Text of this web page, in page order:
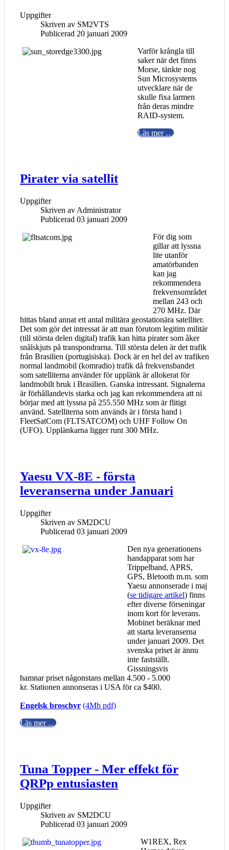
Uppgifter
Skriven av SM2VTS
Publicerad 20 januari 2009
Varför krångla till
saker när det finns
Morse, tänkte nog
Sun Microsystems
utvecklare när de
skulle fixa larmen
från deras mindre
RAID-system.
Läs mer …
Pirater via satellit
Uppgifter
Skriven av Administrator
Publicerad 03 januari 2009
För dig som
gillar att lyssna
lite utanför
amatörbanden
kan jag
rekommendera
frekvensområdet
mellan 243 och
270 MHz. Där
hittas bland annat ett antal militära geostationära satelliter.
Det som gör det intressat är att man förutom legitim militär
(till största delen digital) trafik kan hitta pirater som åker
snålskjuts på transpondrarna. Till största delen är det trafik
från Brasilien (portugisiska). Dock är en hel del av trafiken
normal landmobil (komradio) trafik då frekvensbandet
som satelliterna använder för upplänk är allokerat för
landmobilt bruk i Brasilien. Ganska intressant. Signalerna
är förhållandevis starka och jag kan rekommendera att ni
börjar med att lyssna på 255.550 MHz som är flitigt
använd. Satelliterna som används är i första hand i
FleetSatCom (FLTSATCOM) och UHF Follow On
(UFO). Upplänkarna ligger runt 300 MHz.
Yaesu VX-8E - första
leveranserna under Januari
Uppgifter
Skriven av SM2DCU
Publicerad 03 januari 2009
Den nya generationens
handapparat som har
Trippelband, APRS,
GPS, Bletooth m.m. som
Yaesu annonserade i maj
(se tidigare artikel) finns
efter diverse förseningar
inom kort för leverans.
Mobinet beräknar med
att starta leveranserna
under januari 2009. Det
svenska priset är ännu
inte fastställt.
Gissningsvis
hamnar priset någonstans mellan 4.500 - 5.000
kr. Stationen annonseras i USA för ca $400.
Engelsk broschyr (4Mb pdf)
Läs mer …
Tuna Topper - Mer effekt för
QRPp entusiasten
Uppgifter
Skriven av SM2DCU
Publicerad 03 januari 2009
W1REX, Rex